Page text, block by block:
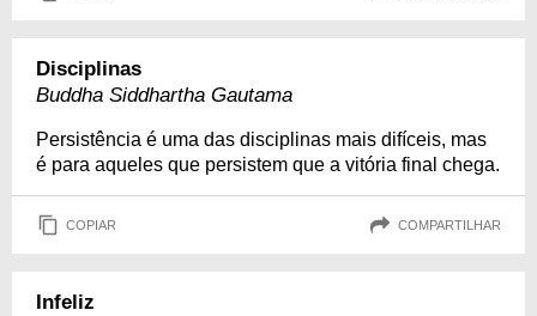
Disciplinas
Buddha Siddhartha Gautama
Persistência é uma das disciplinas mais difíceis, mas
é para aqueles que persistem que a vitória final chega.
COPIAR COMPARTILHAR
Infeliz